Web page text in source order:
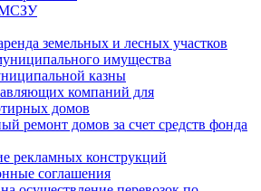
МСЗУ
земельных и лесных участков
имущества
казны
компаний для
домов
ремонт домов за счет средств фонда
рекламных конструкций
соглашения